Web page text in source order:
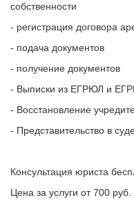
собственности
- регистрация договора
- подача документов
- получение документов
- Выписки из ЕГРЮЛ и
- Восстановление
- Представительство в
Консультация юриста
Цена за услуги от 700 руб.